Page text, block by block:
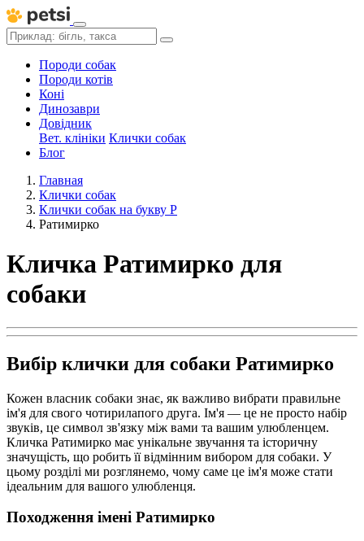
Породи собак
Породи котів
Коні
Динозаври
Довідник
Вет. клініки Клички собак
Блог
Главная
Клички собак
Клички собак на букву Р
Ратимирко
Кличка Ратимирко для
собаки
Вибір клички для собаки Ратимирко
Кожен власник собаки знає, як важливо вибрати правильне
ім'я для свого чотирилапого друга. Ім'я — це не просто набір
звуків, це символ зв'язку між вами та вашим улюбленцем.
Кличка Ратимирко має унікальне звучання та історичну
значущість, що робить її відмінним вибором для собаки. У
цьому розділі ми розглянемо, чому саме це ім'я може стати
ідеальним для вашого улюбленця.
Походження імені Ратимирко